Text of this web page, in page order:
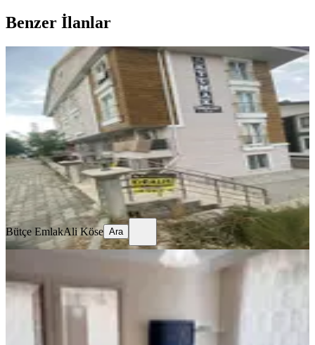
Benzer İlanlar
Isparta Fatih Mh Kiralık 2+1 Apart
Merkez, Fatih Mahallesi
2+1 ·45 m² Düz Giriş (Zemin) ·07.08.2026
13.000 ₺
Bütçe EmlakAli Köse
Ara
Bütçe EmlakAli Köse Ara
Isparta Çünür'de Eşyalı 2+1 Kiralık
Apart Daire
07.08.2026